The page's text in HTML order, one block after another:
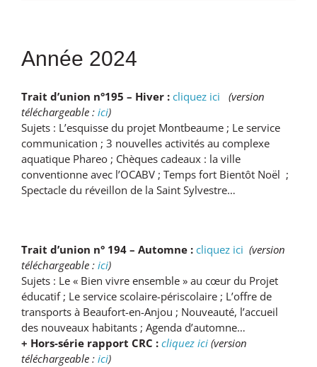
Année 2024
Trait d’union n°195 – Hiver : cliquez ici (version
téléchargeable : ici)
Sujets : L’esquisse du projet Montbeaume ; Le service
communication ; 3 nouvelles activités au complexe
aquatique Phareo ; Chèques cadeaux : la ville
conventionne avec l’OCABV ; Temps fort Bientôt Noël ;
Spectacle du réveillon de la Saint Sylvestre…
Trait d’union n° 194 – Automne : cliquez ici (version
téléchargeable : ici)
Sujets : Le « Bien vivre ensemble » au cœur du Projet
éducatif ; Le service scolaire-périscolaire ; L’offre de
transports à Beaufort-en-Anjou ; Nouveauté, l’accueil
des nouveaux habitants ; Agenda d’automne…
+ Hors-série rapport CRC : cliquez ici (version
téléchargeable : ici)